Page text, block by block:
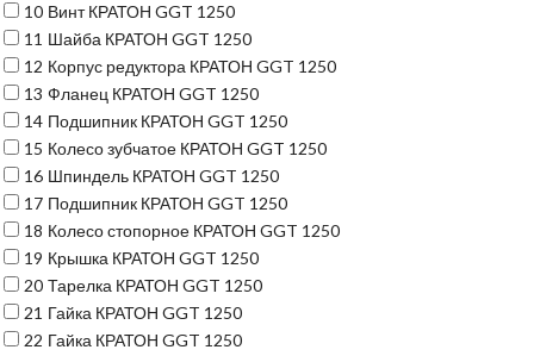
10 Винт КРАТОН GGT 1250
11 Шайба КРАТОН GGT 1250
12 Корпус редуктора КРАТОН GGT 1250
13 Фланец КРАТОН GGT 1250
14 Подшипник КРАТОН GGT 1250
15 Колесо зубчатое КРАТОН GGT 1250
16 Шпиндель КРАТОН GGT 1250
17 Подшипник КРАТОН GGT 1250
18 Колесо стопорное КРАТОН GGT 1250
19 Крышка КРАТОН GGT 1250
20 Тарелка КРАТОН GGT 1250
21 Гайка КРАТОН GGT 1250
22 Гайка КРАТОН GGT 1250